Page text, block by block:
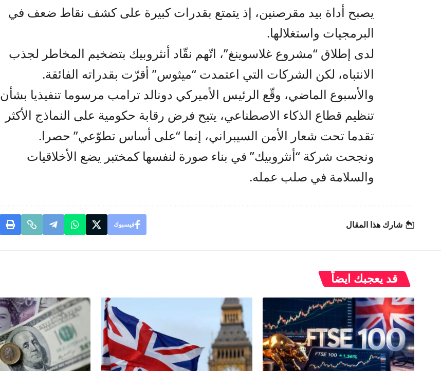
يصبح أداة بيد مقرصنين، إذ يتمتع بقدرات كبيرة على كشف نقاط ضعف في
البرمجيات واستغلالها.
لدى إطلاق “مشروع غلاسوينغ”، اتّهم نقّاد أنثروبيك بتضخيم المخاطر لجذب
الانتباه، لكن الشركات التي اعتمدت “ميثوس” أقرّت بقدراته الفائقة.
والأسبوع الماضي، وقّع الرئيس الأميركي دونالد ترامب مرسوما تنفيذيا بشأن
تنظيم قطاع الذكاء الاصطناعي، يتيح فرض رقابة حكومية على النماذج الأكثر
تقدما تحت شعار الأمن السيبراني، إنما “على أساس تطوّعي” حصرا.
ونجحت شركة “أنثروبيك” في بناء صورة لنفسها كمختبر يضع الأخلاقيات
والسلامة في صلب عمله.
شارك هذا المقال فيسبوك
قد يعجبك ايضاً